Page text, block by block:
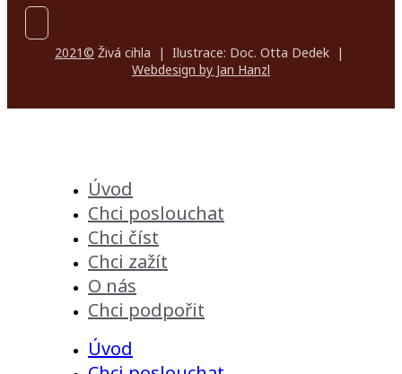
2021© Živá cihla | Ilustrace: Doc. Otta Dedek |
Webdesign by Jan Hanzl
Úvod
Chci poslouchat
Chci číst
Chci zažít
O nás
Chci podpořit
Úvod